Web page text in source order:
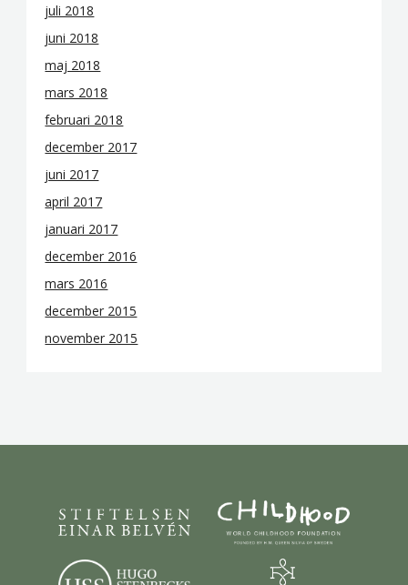
juli 2018
juni 2018
maj 2018
mars 2018
februari 2018
december 2017
juni 2017
april 2017
januari 2017
december 2016
mars 2016
december 2015
november 2015